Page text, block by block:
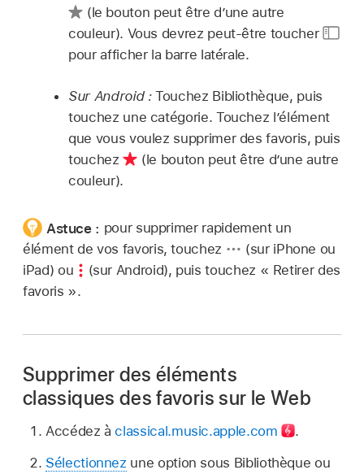
(le bouton peut être d’une autre
couleur). Vous devrez peut-être toucher
pour afficher la barre latérale.
Sur Android :Touchez Bibliothèque, puis
touchez une catégorie. Touchez l’élément
que vous voulez supprimer des favoris, puis
touchez
(le bouton peut être d’une autre
couleur).
Astuce : pour supprimer rapidement un
élément de vos favoris, touchez
(sur iPhone ou
iPad) ou
(sur Android), puis touchez « Retirer des
favoris ».
Supprimer des éléments
classiques des favoris sur le Web
Accédez àclassical.music.apple.com
.
Sélectionnez une option sous Bibliothèque ou